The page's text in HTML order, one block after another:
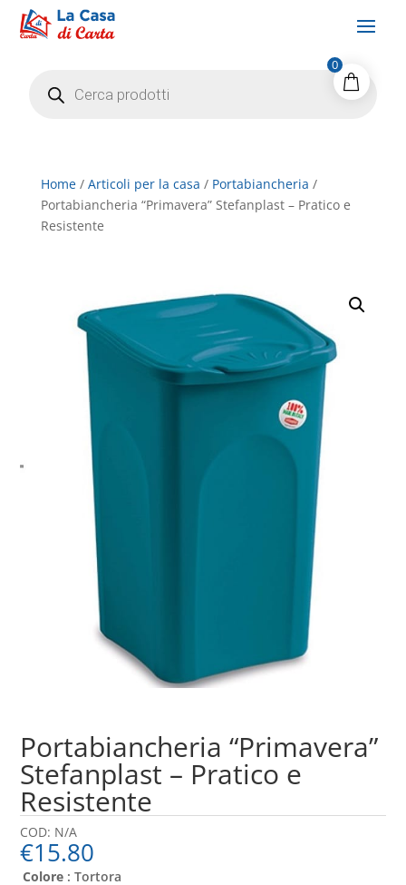
search
Home/ Articoli per la casa / Portabiancheria /
Portabiancheria “Primavera” Stefanplast – Pratico e
Resistente
Portabiancheria “Primavera”
Stefanplast – Pratico e
Resistente
COD: N/A
€15.80
Colore : Tortora
0